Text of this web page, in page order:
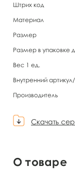
Штрих код
Материал
Размер
Размер в упаковке
Вес 1 ед.
Внутренний артикул/
Производитель
Скачать
О товаре